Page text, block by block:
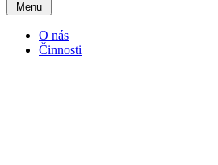
Menu
O nás
Činnosti